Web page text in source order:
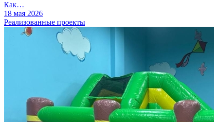
Как…
18 мая 2026
Реализованные проекты